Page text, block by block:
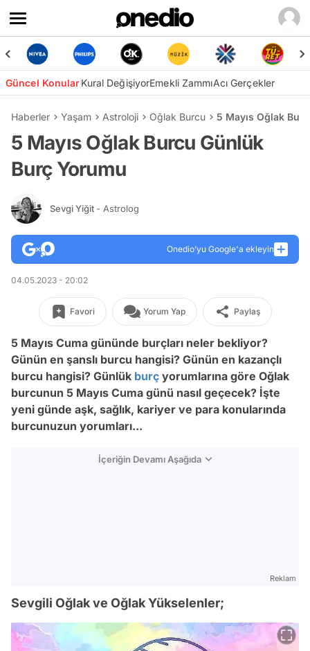
Güncel KonularKural DeğişiyorEmekli ZammıAcı Gerçekler
Haberler Yaşam Astroloji Oğlak Burcu 5 Mayıs Oğlak
5 Mayıs Oğlak Burcu Günlük
Burç Yorumu
Sevgi Yiğit - Astrolog
Onedio’yu Google'a ekleyin
04.05.2023 - 20:02
Favori Yorum Yap Paylaş
5 Mayıs Cuma gününde burçları neler bekliyor?
Günün en şanslı burcu hangisi? Günün en kazançlı
burcu hangisi? Günlük burç yorumlarına göre Oğlak
burcunun 5 Mayıs Cuma günü nasıl geçecek? İşte
yeni günde aşk, sağlık, kariyer ve para konularında
burcunuzun yorumları...
İçeriğin Devamı Aşağıda
Reklam
Sevgili Oğlak ve Oğlak Yükselenler;